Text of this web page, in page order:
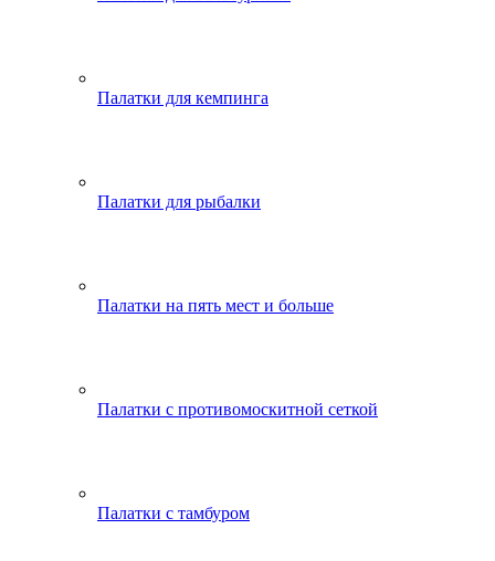
Палатки для кемпинга
Палатки для рыбалки
Палатки на пять мест и больше
Палатки с противомоскитной сеткой
Палатки с тамбуром